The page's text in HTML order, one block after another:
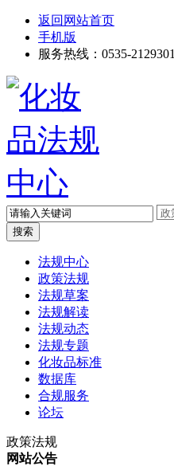
返回网站首页
手机版
服务热线：0535-2129301
法规中心
政策法规
法规草案
法规解读
法规动态
法规专题
化妆品标准
数据库
合规服务
论坛
政策法规
网站公告